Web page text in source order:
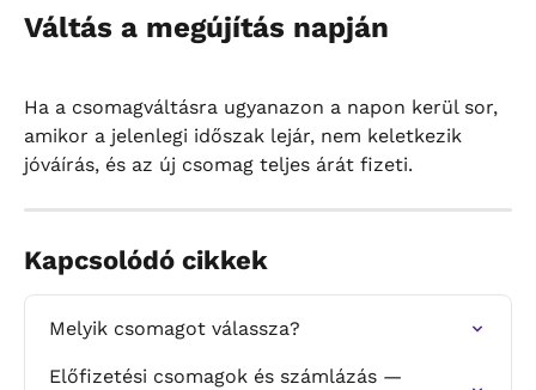
Váltás a megújítás napján
Ha a csomagváltásra ugyanazon a napon kerül sor,
amikor a jelenlegi időszak lejár, nem keletkezik
jóváírás, és az új csomag teljes árát fizeti.
Kapcsolódó cikkek
Melyik csomagot válassza?
Előfizetési csomagok és számlázás —